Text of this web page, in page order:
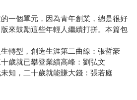
一個單元，因為青年創業，總是很好
來鼓勵這些年輕人繼續打拼。本篇包
轉型，創造生涯第二曲線：張哲豪
歲就已攀登業績高峰：劉弘文
知，二十歲就能賺大錢：張若庭